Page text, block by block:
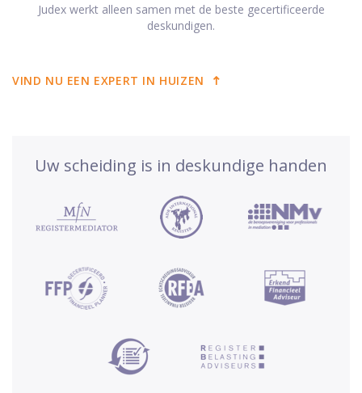
Judex werkt alleen samen met de beste gecertificeerde
deskundigen.
VIND NU EEN EXPERT IN HUIZEN
Uw scheiding is in deskundige handen